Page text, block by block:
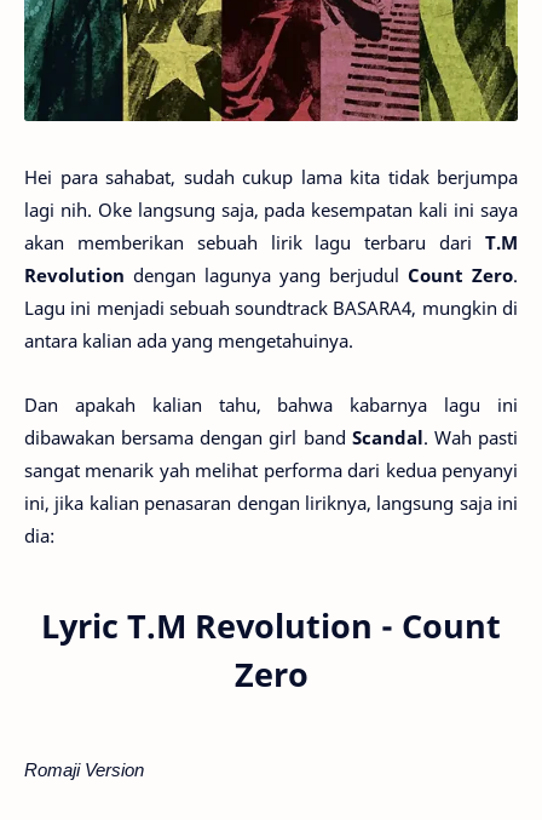
Hei para sahabat, sudah cukup lama kita tidak berjumpa
lagi nih. Oke langsung saja, pada kesempatan kali ini saya
akan memberikan sebuah lirik lagu terbaru dari T.M
Revolution dengan lagunya yang berjudul Count Zero.
Lagu ini menjadi sebuah soundtrack BASARA4, mungkin di
antara kalian ada yang mengetahuinya.
Dan apakah kalian tahu, bahwa kabarnya lagu ini
dibawakan bersama dengan girl band Scandal. Wah pasti
sangat menarik yah melihat performa dari kedua penyanyi
ini, jika kalian penasaran dengan liriknya, langsung saja ini
dia:
Lyric T.M Revolution - Count
Zero
Romaji Version